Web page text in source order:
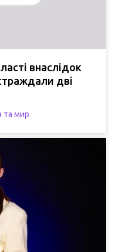
внаслідок
дві
та мир